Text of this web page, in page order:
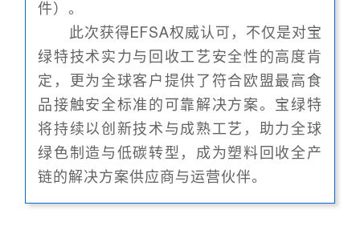
件）。
此次获得EFSA权威认可，不仅是对宝
绿特技术实力与回收工艺安全性的高度肯
定，更为全球客户提供了符合欧盟最高食
品接触安全标准的可靠解决方案。宝绿特
将持续以创新技术与成熟工艺，助力全球
绿色制造与低碳转型，成为塑料回收全产
链的解决方案供应商与运营伙伴。